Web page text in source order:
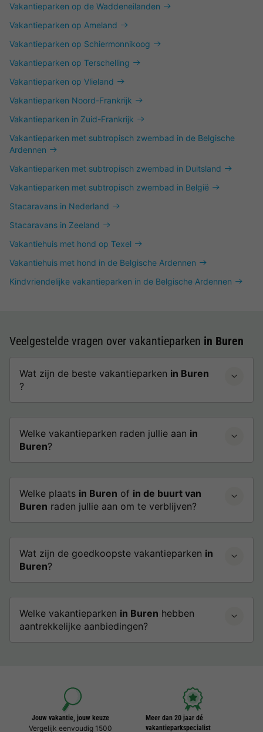
Vakantieparken op de Waddeneilanden
Vakantieparken op Ameland
Vakantieparken op Schiermonnikoog
Vakantieparken op Terschelling
Vakantieparken op Vlieland
Vakantieparken Noord-Frankrijk
Vakantieparken in Zuid-Frankrijk
Vakantieparken met subtropisch zwembad in de Belgische
Ardennen
Vakantieparken met subtropisch zwembad in Duitsland
Vakantieparken met subtropisch zwembad in België
Stacaravans in Nederland
Stacaravans in Zeeland
Vakantiehuis met hond op Texel
Vakantiehuis met hond in de Belgische Ardennen
Kindvriendelijke vakantieparken in de Belgische Ardennen
Veelgestelde vragen over vakantieparken in Buren
Wat zijn de beste vakantieparken in Buren
?
Welke vakantieparken raden jullie aan in
Buren?
Welke plaats in Buren of in de buurt van
Buren raden jullie aan om te verblijven?
Wat zijn de goedkoopste vakantieparken in
Buren?
Welke vakantieparken in Buren hebben
aantrekkelijke aanbiedingen?
Jouw vakantie, jouw keuze
Vergelijk eenvoudig 1500
Meer dan 20 jaar dé
vakantieparkspecialist